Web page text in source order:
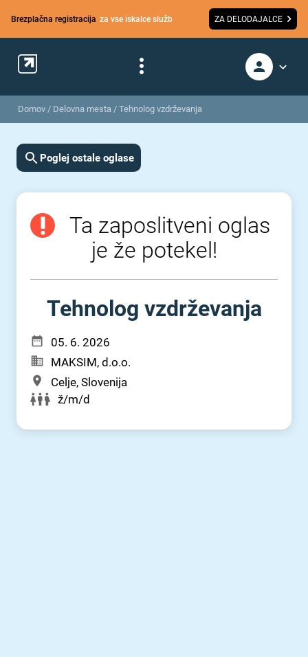
Brezplačna registracija za vse iskalce služb ZA DELODAJALCE
Domov / Delovna mesta / Tehnolog vzdrževanja
Poglej ostale oglase
Ta zaposlitveni oglas
je že potekel!
Tehnolog vzdrževanja
05. 6. 2026
MAKSIM, d.o.o.
Celje, Slovenija
ž/m/d